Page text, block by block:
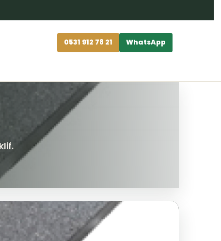
0531 912 78 21 WhatsApp